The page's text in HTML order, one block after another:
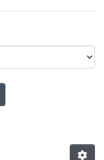
by Subject